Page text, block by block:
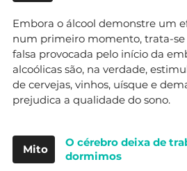
Embora o álcool demonstre um
num primeiro momento, trata-se
falsa provocada pelo início da
alcoólicas são, na verdade,
de cervejas, vinhos, uísque e
prejudica a qualidade do sono.
Mito
O cérebro deixa de
dormimos